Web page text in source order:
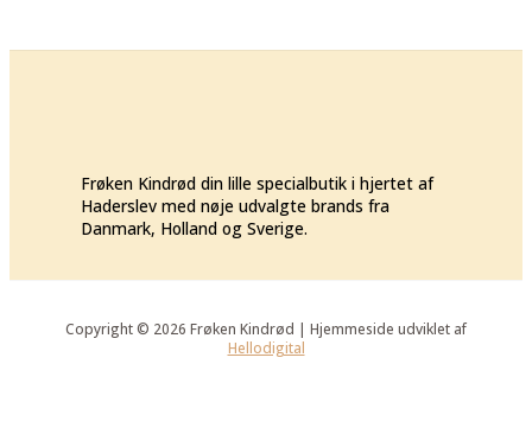
Frøken Kindrød din lille specialbutik i hjertet af
Haderslev med nøje udvalgte brands fra
Danmark, Holland og Sverige.
Copyright © 2026 Frøken Kindrød | Hjemmeside udviklet af
Hellodigital